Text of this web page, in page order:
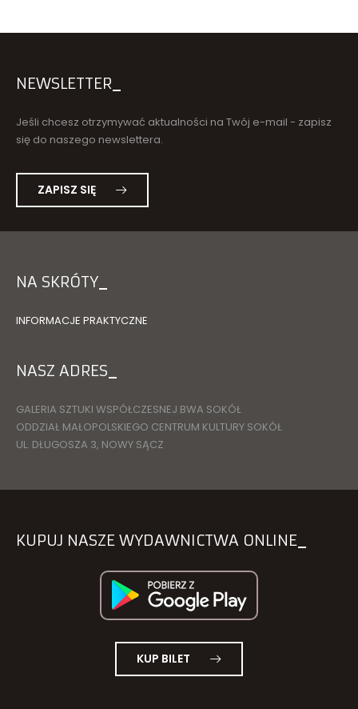
KUPUJ NASZE WYDAWNICTWA ONLINE
KUP BILET
NA SKRÓTY
INFORMACJE PRAKTYCZNE
NASZ ADRES
GALERIA SZTUKI WSPÓŁCZESNEJ BWA SOKÓŁ
ODDZIAŁ MAŁOPOLSKIEGO CENTRUM KULTURY SOKÓŁ
UL. DŁUGOSZA 3, NOWY SĄCZ
NEWSLETTER
Jeśli chcesz otrzymywać aktualności na Twój e-mail - zapisz
się do naszego newslettera.
ZAPISZ SIĘ